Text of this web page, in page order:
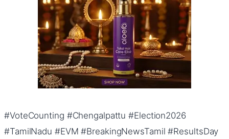
#VoteCounting #Chengalpattu #Election2026
#TamilNadu #EVM #BreakingNewsTamil #ResultsDay